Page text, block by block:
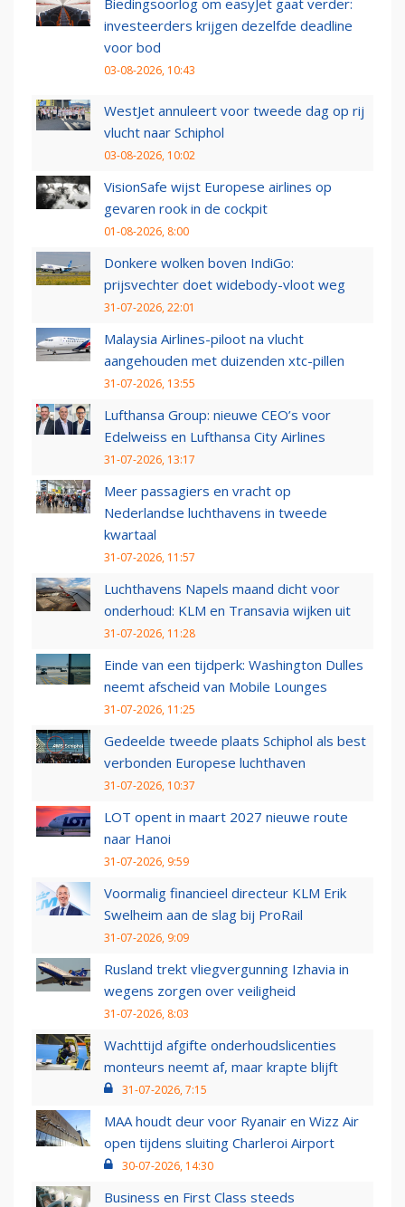
investeerders krijgen dezelfde deadline
voor bod
03-08-2026, 10:43
WestJet annuleert voor tweede dag op rij
vlucht naar Schiphol
03-08-2026, 10:02
VisionSafe wijst Europese airlines op
gevaren rook in de cockpit
01-08-2026, 8:00
Donkere wolken boven IndiGo:
prijsvechter doet widebody-vloot weg
31-07-2026, 22:01
Malaysia Airlines-piloot na vlucht
aangehouden met duizenden xtc-pillen
31-07-2026, 13:55
Lufthansa Group: nieuwe CEO’s voor
Edelweiss en Lufthansa City Airlines
31-07-2026, 13:17
Meer passagiers en vracht op
Nederlandse luchthavens in tweede
kwartaal
31-07-2026, 11:57
Luchthavens Napels maand dicht voor
onderhoud: KLM en Transavia wijken uit
31-07-2026, 11:28
Einde van een tijdperk: Washington Dulles
neemt afscheid van Mobile Lounges
31-07-2026, 11:25
Gedeelde tweede plaats Schiphol als best
verbonden Europese luchthaven
31-07-2026, 10:37
LOT opent in maart 2027 nieuwe route
naar Hanoi
31-07-2026, 9:59
Voormalig financieel directeur KLM Erik
Swelheim aan de slag bij ProRail
31-07-2026, 9:09
Rusland trekt vliegvergunning Izhavia in
wegens zorgen over veiligheid
31-07-2026, 8:03
Wachttijd afgifte onderhoudslicenties
monteurs neemt af, maar krapte blijft
31-07-2026, 7:15
MAA houdt deur voor Ryanair en Wizz Air
open tijdens sluiting Charleroi Airport
30-07-2026, 14:30
Business en First Class steeds